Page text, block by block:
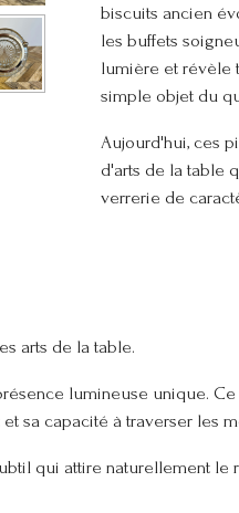
biscuits ancien
les buffets
lumière et révèle
simple objet du
Aujourd'hui, ces
d'arts de la table
verrerie de
arts de la table.
lumineuse unique.
sa capacité à traverser les
qui attire naturellement le